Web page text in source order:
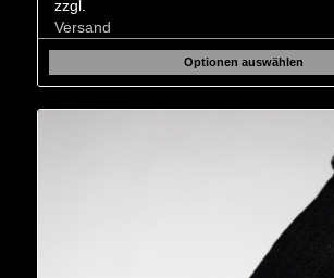
zzgl.
Versand
Optionen auswählen